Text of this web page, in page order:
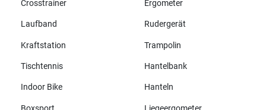
Crosstrainer
Ergometer
Laufband Rudergerät
Kraftstation Trampolin
Tischtennis Hantelbank
Indoor Bike Hanteln